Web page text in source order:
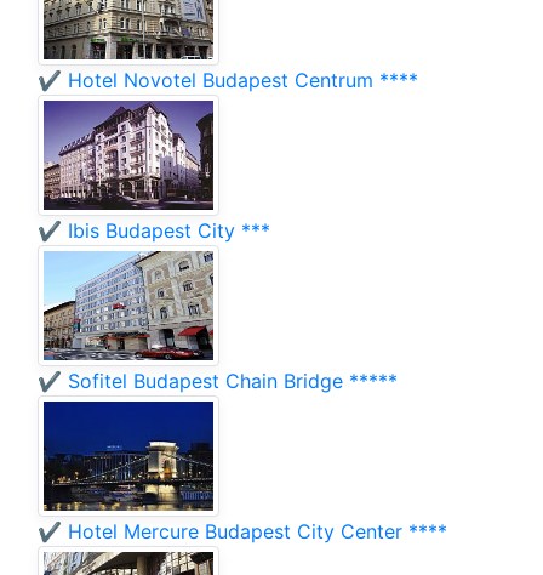
✔️ Hotel Novotel Budapest Centrum ****
✔️ Ibis Budapest City ***
✔️ Sofitel Budapest Chain Bridge *****
✔️ Hotel Mercure Budapest City Center ****